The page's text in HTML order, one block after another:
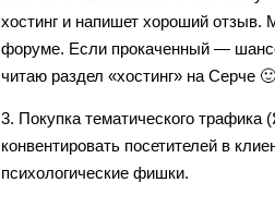
хостинг и напишет хороший отзыв.
форуме. Если прокаченный —
читаю раздел «хостинг» на Серче 🙂
3. Покупка тематического
конвентировать посетителей в
психологические фишки.